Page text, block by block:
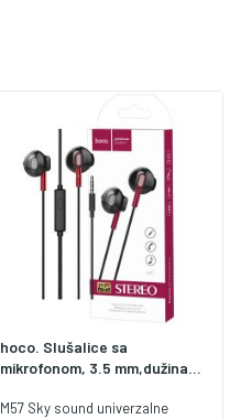
hoco. Slušalice sa
mikrofonom, 3.5 mm,dužina...
M57 Sky sound univerzalne